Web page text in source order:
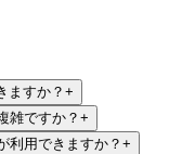
ますか？+
雑ですか？ +
利用できますか？ +